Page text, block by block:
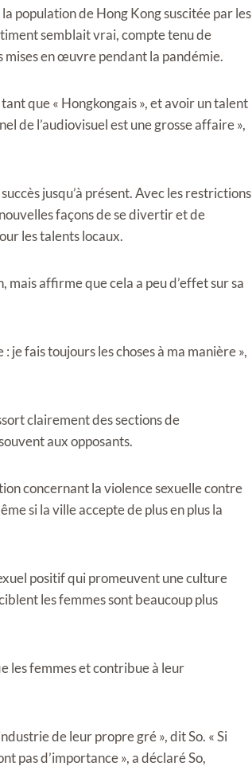
population de Hong Kong suscitée par les
semblait vrai, compte tenu de
mises en œuvre pendant la pandémie.
que « Hongkongais », et avoir un talent
de l’audiovisuel est une grosse affaire »,
jusqu’à présent. Avec les restrictions
façons de se divertir et de
les talents locaux.
mais affirme que cela a peu d’effet sur sa
je fais toujours les choses à ma manière »,
clairement des sections de
aux opposants.
concernant la violence sexuelle contre
si la ville accepte de plus en plus la
positif qui promeuvent une culture
les femmes sont beaucoup plus
les femmes et contribue à leur
de leur propre gré », dit So. « Si
pas d’importance », a déclaré So,